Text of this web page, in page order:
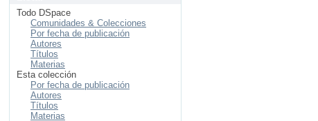
Todo DSpace
Comunidades & Colecciones
Por fecha de publicación
Autores
Títulos
Materias
Esta colección
Por fecha de publicación
Autores
Títulos
Materias